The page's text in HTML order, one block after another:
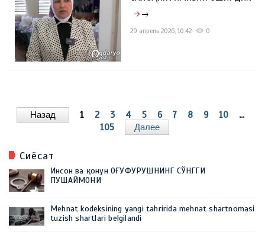
→
29 апрель 2026, 10:42 0
Назад 1 2 3 4 5 6 7 8 9 10
...
105
Далее
Сиёсат
Инсон ва қонун ОҒУФУРУШНИНГ СЎНГГИ
ПУШАЙМОНИ
Mehnat kodeksining yangi tahririda mehnat shartnomasi
tuzish shartlari belgilandi